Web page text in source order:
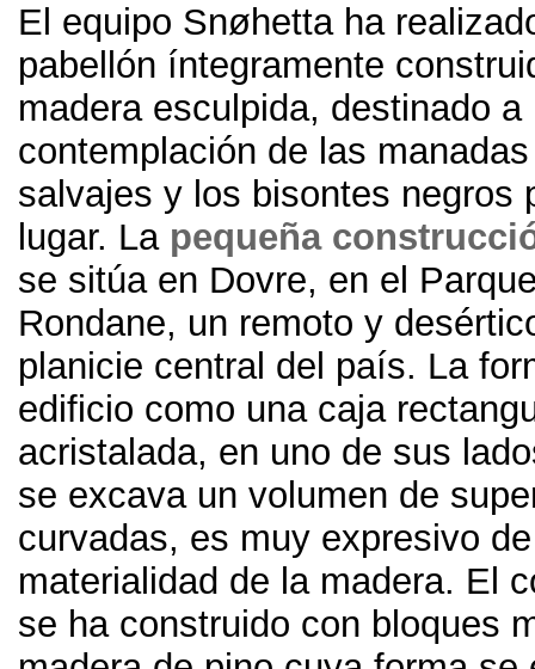
El equipo Snøhetta ha
pabellón íntegramente
madera esculpida, destinado a
contemplación de las
salvajes y los bisontes negros
lugar. La pequeña
se sitúa en Dovre, en el
Rondane, un remoto y
planicie central del país. La
edificio como una caja
acristalada, en uno de sus
se excava un volumen de
curvadas, es muy expresivo
materialidad de la madera. El
se ha construido con bloques